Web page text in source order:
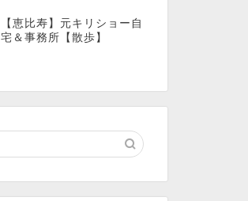
【恵比寿】元キリショー自
宅＆事務所【散歩】